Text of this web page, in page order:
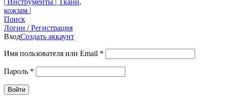
Поиск
Логин / Регистрация
ВходСоздать аккаунт
Имя пользователя или Email *
Пароль *
Войти